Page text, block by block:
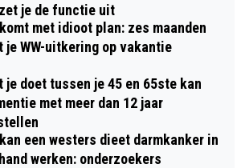
je de functie uit
komt met idioot plan: zes maanden
je WW-uitkering op vakantie
je doet tussen je 45 en 65ste kan
met meer dan 12 jaar
een westers dieet darmkanker in
werken: onderzoekers